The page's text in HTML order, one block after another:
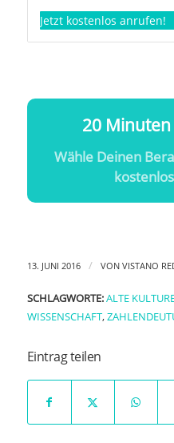
Jetzt kostenlos anrufen!
20
Wähle Deinen
13. JUNI 2016 / VON VISTANO
SCHLAGWORTE: ALTE
WISSENSCHAFT,
Eintrag teilen